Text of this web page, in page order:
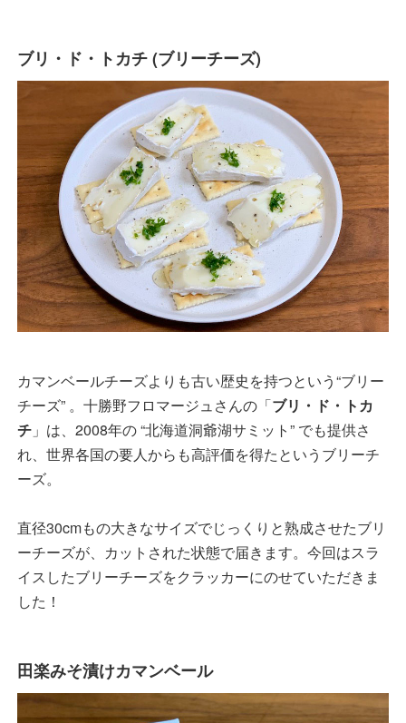
ブリ・ド・トカチ (ブリーチーズ)
カマンベールチーズよりも古い歴史を持つという“ブリー
チーズ” 。十勝野フロマージュさんの「ブリ・ド・トカ
チ 」は、2008年の “北海道洞爺湖サミット” でも提供さ
れ、世界各国の要人からも高評価を得たというブリーチ
ーズ。
直径30cmもの大きなサイズでじっくりと熟成させたブリ
ーチーズが、カットされた状態で届きます。今回はスラ
イスしたブリーチーズをクラッカーにのせていただきま
した！
田楽みそ漬けカマンベール